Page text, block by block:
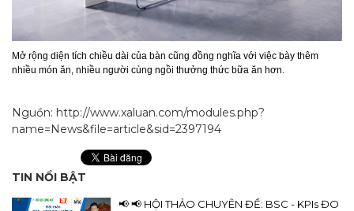
Mở rộng diện tích chiều dài của bàn cũng đồng nghĩa với việc bày thêm
nhiều món ăn, nhiều người cùng ngồi thưởng thức bữa ăn hơn.
Nguồn: http://www.xaluan.com/modules.php?
name=News&file=article&sid=2397194
TIN NỔI BẬT
📢 📢 HỘI THẢO CHUYÊN ĐỀ: BSC - KPIs ĐO